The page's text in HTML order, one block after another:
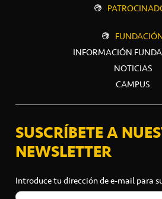
INFORMACIÓN
NOTICIAS
CAMPUS
SUSCRÍBETE A
NEWSLETTER
Introduce tu dirección de e-mail para